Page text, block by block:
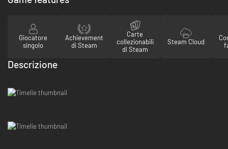
Giocatore
singolo
Achievement
di Steam
Carte
collezionabili
di Steam
Steam Cloud
Descrizione